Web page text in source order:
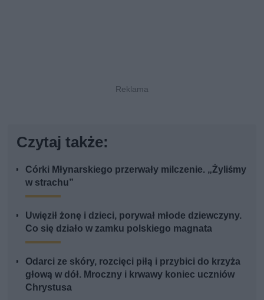
Czytaj także:
Córki Młynarskiego przerwały milczenie. „Żyliśmy
w strachu”
Uwięził żonę i dzieci, porywał młode dziewczyny.
Co się działo w zamku polskiego magnata
Odarci ze skóry, rozcięci piłą i przybici do krzyża
głową w dół. Mroczny i krwawy koniec uczniów
Chrystusa